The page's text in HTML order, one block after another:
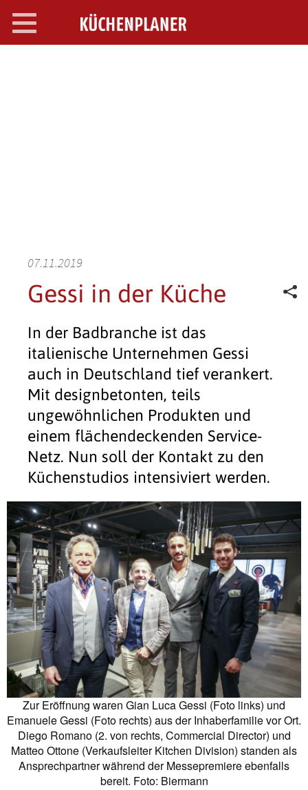
Toggle
navigation
07.11.2019
Gessi in der Küche
In der Badbranche ist das
italienische Unternehmen Gessi
auch in Deutschland tief verankert.
Mit designbetonten, teils
ungewöhnlichen Produkten und
einem flächendeckenden Service-
Netz. Nun soll der Kontakt zu den
Küchenstudios intensiviert werden.
Zur Eröffnung waren Gian Luca Gessi (Foto links) und
Emanuele Gessi (Foto rechts) aus der Inhaberfamilie vor Ort.
Diego Romano (2. von rechts, Commercial Director) und
Matteo Ottone (Verkaufsleiter Kitchen Division) standen als
Ansprechpartner während der Messepremiere ebenfalls
bereit. Foto: Biermann